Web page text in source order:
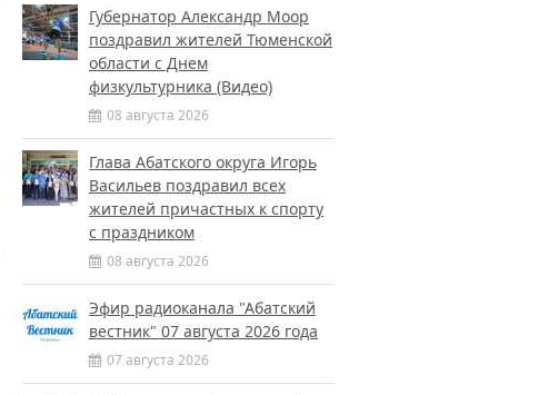
Губернатор Александр Моор
поздравил жителей Тюменской
области с Днем
физкультурника (Видео)
08 августа 2026
Глава Абатского округа Игорь
Васильев поздравил всех
жителей причастных к спорту
с праздником
08 августа 2026
Эфир радиоканала "Абатский
вестник" 07 августа 2026 года
07 августа 2026